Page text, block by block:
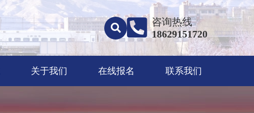
咨询热线
18629151720
关于我们 在线报名 联系我们